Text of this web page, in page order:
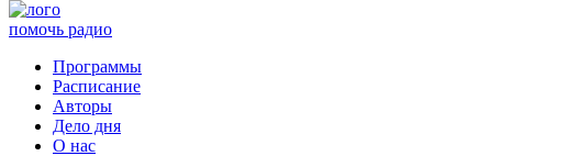
помочь радио
Программы
Расписание
Авторы
Дело дня
О нас